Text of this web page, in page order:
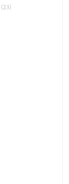
(23)